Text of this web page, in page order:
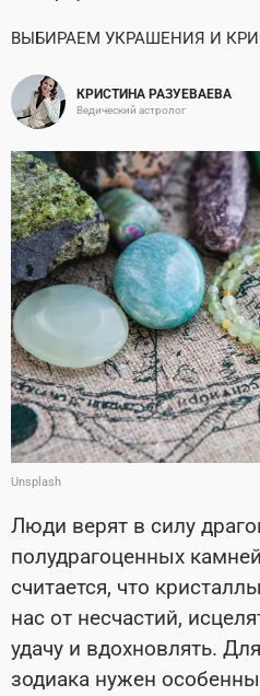
ВЫБИРАЕМ УКРАШЕНИЯ И
КРИСТИНА РАЗУЕВАЕВА
Ведический астролог
Unsplash
Люди верят в силу
полудрагоценных
считается, что
нас от несчастий,
удачу и вдохновлять.
зодиака нужен